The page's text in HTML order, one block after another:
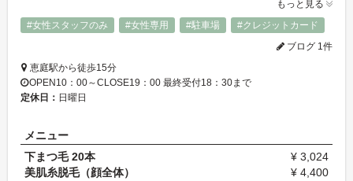
もっと見る
#女性スタッフのみ
#女性専用 #駐車場
#クレジットカード
ブログ 1件
恵庭駅から徒歩15分
OPEN10：00～CLOSE19：00 最終受付18：30まで
定休日： 日曜日
メニュー
下まつ毛 20本
¥ 3,024
美肌糸脱毛（顔全体）
¥ 4,400